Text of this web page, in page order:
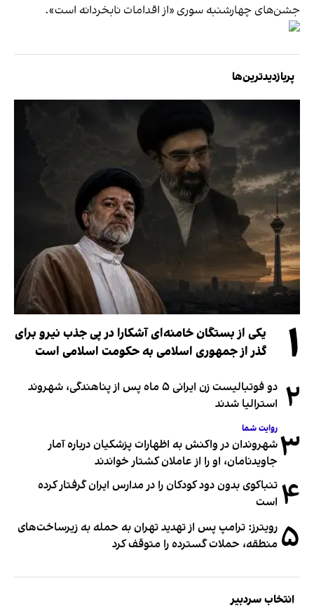
جشن‌های چهارشنبه سوری «از اقدامات نابخردانه است».
پربازدیدترین‌ها
۱
یکی از بستگان خامنه‌ای آشکارا در پی جذب نیرو برای
گذر از جمهوری اسلامی به حکومت اسلامی است
۲
دو فوتبالیست زن ایرانی ۵ ماه پس از پناهندگی، شهروند
استرالیا شدند
۳ روایت شما
شهروندان در واکنش به اظهارات پزشکیان درباره آمار
جاویدنامان، او را از عاملان کشتار خواندند
۴ تنباکوی بدون دود کودکان را در مدارس ایران گرفتار کرده
است
۵ رویترز: ترامپ پس از تهدید تهران به حمله به زیرساخت‌های
منطقه، حملات گسترده را متوقف کرد
انتخاب سردبیر